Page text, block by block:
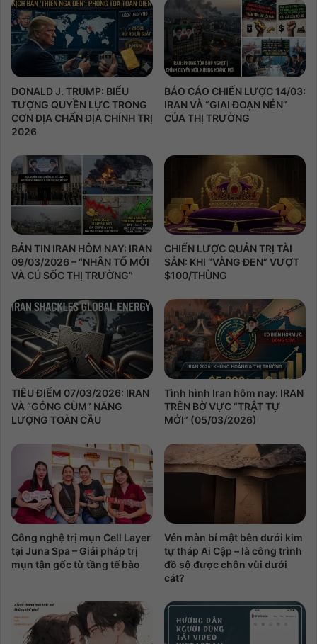
DONALD J. TRUMP: BIỂU
TƯỢNG QUYỀN LỰC TRONG
CƠN ĐỊA CHẤN ĐỊA CHÍNH TRỊ
2026
BÁO CÁO CHIẾN LƯỢC 14/03:
IRAN VÀ “GIAI ĐOẠN NÉN”
CỦA THỊ TRƯỜNG
BẢN TIN IRAN HÔM NAY: IRAN
09/03/2026 – “NHÂN TỐ MỚI
VÀ CÚ SỐC THỊ TRƯỜNG”
CHIẾN LƯỢC QUẢN TRỊ TÀI
SẢN: KHI “VÀNG ĐEN” VƯỢT
$100/THÙNG
TIÊU ĐIỂM 07/03/2026: IRAN
VÀ “GÔNG CÙM” NĂNG
LƯỢNG TOÀN CẦU
Tình hình Iran hôm nay: IRAN
TRÊN BỜ VỰC “TRẬT TỰ
MỚI” (05/03/2026)
Công nghệ trị mụn Cell Layer
tại Juna Spa – Giải pháp trị
mụn tận gốc từ tầng tế bào
Vén màn bí mật bên dưới kim
tự tháp Ai Cập – là công trình
đồ sộ được chôn vùi dưới
cát?